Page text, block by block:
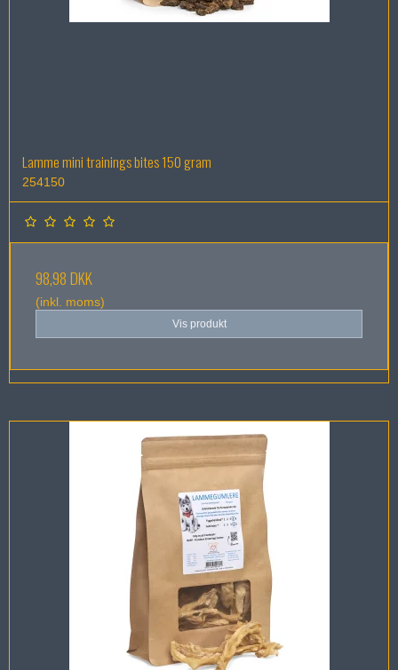
Lamme mini trainings bites 150 gram
254150
98,98 DKK
(inkl. moms)
Vis produkt